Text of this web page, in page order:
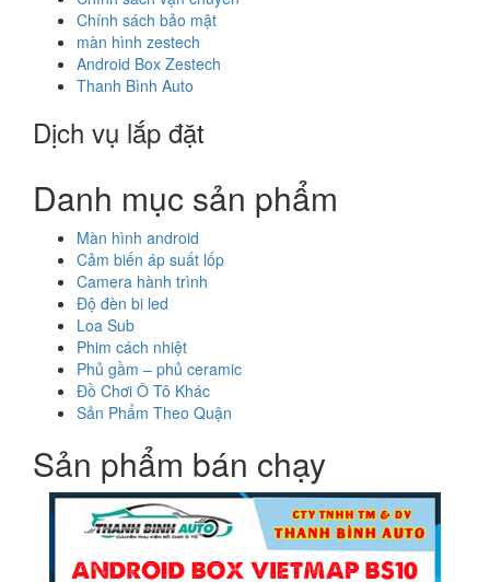
Chính sách bảo mật
màn hình zestech
Android Box Zestech
Thanh Bình Auto
Dịch vụ lắp đặt
Danh mục sản phẩm
Màn hình android
Cảm biến áp suất lốp
Camera hành trình
Độ đèn bi led
Loa Sub
Phim cách nhiệt
Phủ gầm – phủ ceramic
Đồ Chơi Ô Tô Khác
Sản Phẩm Theo Quận
Sản phẩm bán chạy